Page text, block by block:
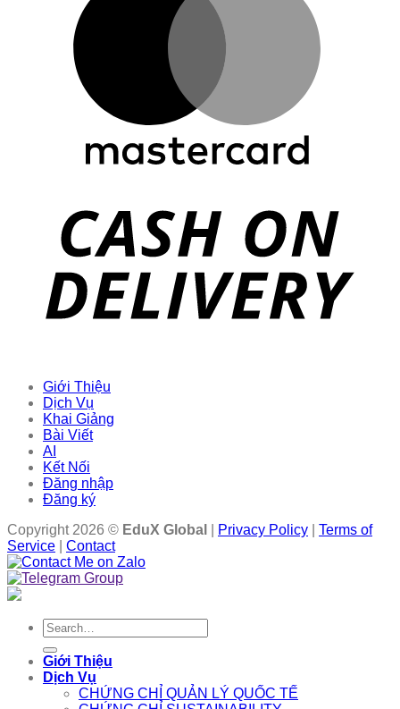
Giới Thiệu
Dịch Vụ
Khai Giảng
Bài Viết
AI
Kết Nối
Đăng nhập
Đăng ký
Copyright 2026 © EduX Global Privacy Policy
Terms of
Service
Contact
Search
for:
Giới Thiệu
Dịch Vụ
CHỨNG CHỈ QUẢN LÝ QUỐC TẾ